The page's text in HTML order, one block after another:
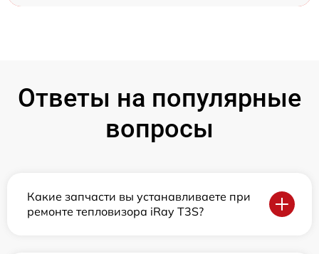
Ответы на популярные
вопросы
Какие запчасти вы устанавливаете при
ремонте тепловизора iRay T3S?